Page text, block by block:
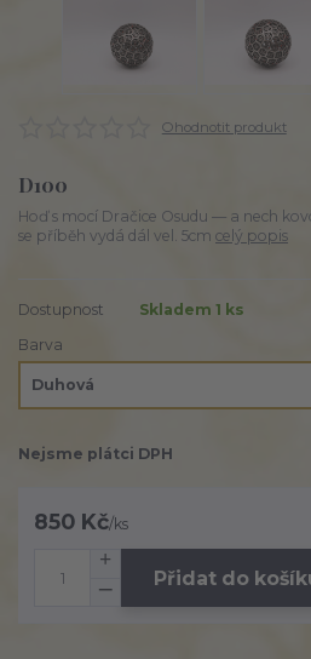
Ohodnotit produkt
D100
Hoď s mocí Dračice Osudu — a nech
se příběh vydá dál vel. 5cm celý popis
Dostupnost
Skladem 1 ks
Barva
Nejsme plátci DPH
850 Kč/ks
Přidat do